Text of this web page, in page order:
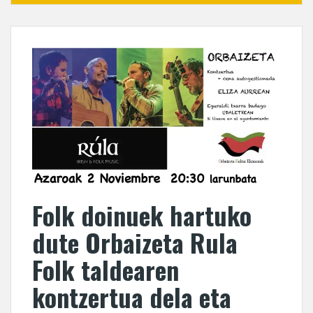
Folk doinuek hartuko
dute Orbaizeta Rula
Folk taldearen
kontzertua dela eta